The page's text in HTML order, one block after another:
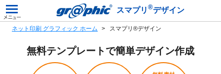
スマプリ ®デザイン
ネット印刷 グラフィック ホーム スマプリ®デザイン
無料テンプレートで簡単デザイン作成